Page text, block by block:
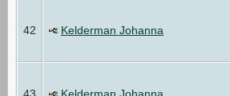
42 Kelderman Johanna
43 Kelderman Johanna